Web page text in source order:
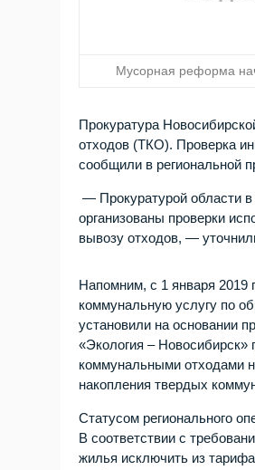
Мусорная реформа
Прокуратура
отходов (ТКО). Проверка
сообщили в региональной
— Прокуратурой области
организованы проверки
вывозу отходов, —
Напомним, с 1 января 2019
коммунальную услугу по
установили на основании
«Экология – Новосибирск»
коммунальными отходами
накопления твердых
Статусом регионального
В соответствии с
жилья исключить из